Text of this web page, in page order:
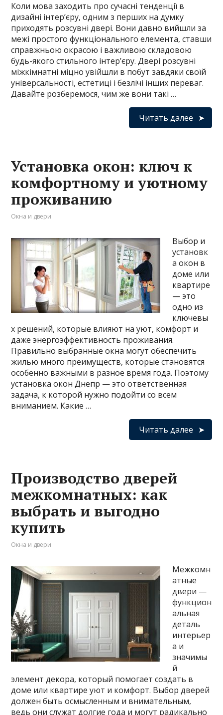
Коли мова заходить про сучасні тенденції в
дизайні інтер’єру, одним з перших на думку
приходять розсувні двері. Вони давно вийшли за
межі простого функціонального елемента, ставши
справжньою окрасою і важливою складовою
будь-якого стильного інтер’єру. Двері розсувні
міжкімнатні міцно увійшли в побут завдяки своїй
універсальності, естетиці і безлічі інших переваг.
Давайте розберемося, чим же вони такі …
Читать далее
Установка окон: ключ к
комфортному и уютному
проживанию
Окна и двери
Выбор и
установк
а окон в
доме или
квартире
— это
одно из
ключевы
х решений, которые влияют на уют, комфорт и
даже энергоэффективность проживания.
Правильно выбранные окна могут обеспечить
жилью много преимуществ, которые становятся
особенно важными в разное время года. Поэтому
установка окон Днепр — это ответственная
задача, к которой нужно подойти со всем
вниманием. Какие …
Читать далее
Производство дверей
межкомнатных: как
выбрать и выгодно
купить
Окна и двери
Межкомн
атные
двери —
функцион
альная
деталь
интерьер
а и
значимы
й
элемент декора, который помогает создать в
доме или квартире уют и комфорт. Выбор дверей
должен быть осмысленным и внимательным,
ведь они служат долгие года и могут радикально